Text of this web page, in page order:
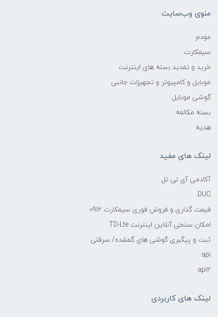
منوی وب‌سایت
مودم
سیمکارت
خرید و تمدید بسته های اینترنت
موبایل و کامپیوتر و تجهیزات جانبی
گوشی موبایل
بسته مکالمه
هدیه
لینک های مفید
آکادمی آی تی تل
DUC
قیمت گذاری و فروش فوری سیمکارت 0912
امکان سنجی آنلاین اینترنت TD-Lte
ثبت و پیگیری گوشی های گمشده/ سرقتی
api
api2
لینک های کاربردی